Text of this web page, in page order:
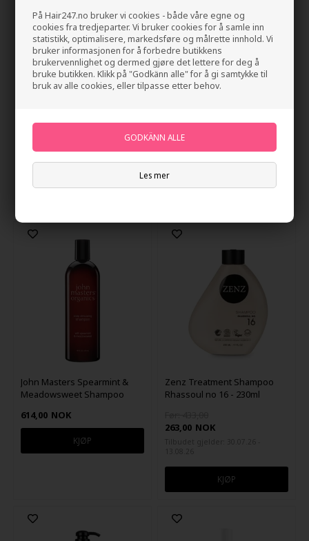
På Hair247.no bruker vi cookies - både våre egne og
cookies fra tredjeparter. Vi bruker cookies for å samle inn
statistikk, optimalisere, markedsføre og målrette innhold. Vi
bruker informasjonen for å forbedre butikkens
brukervennlighet og dermed gjøre det lettere for deg å
bruke butikken. Klikk på "Godkänn alle" for å gi samtykke til
bruk av alle cookies, eller tilpasse etter behov.
Les mer
System 4 O Oil Cure Scalp
Treatment 500ml
John Masters Scalp
Stimulating Shampoo With
Spearmint & Meadowsweet
236ml
John Masters Spearmint &
Meadowsweet Shampoo
614,00 NOK
Zenz Treatment Shampoo
Rhassoul no 16 - 230ml
263,00 NOK